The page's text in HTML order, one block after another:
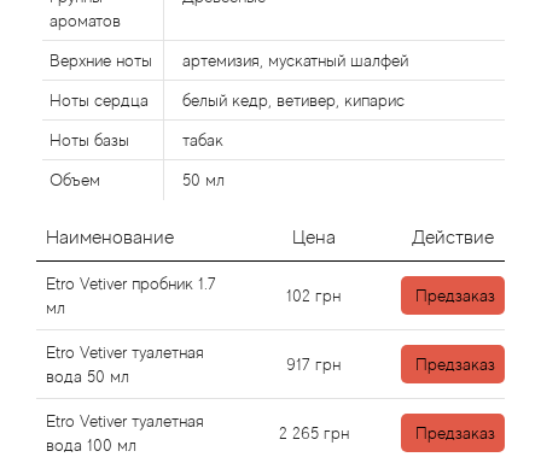
ароматов
Верхние ноты артемизия, мускатный шалфей
Ноты сердца белый кедр, ветивер, кипарис
Ноты базы табак
Объем 50 мл
Наименование Цена Действие
Etro Vetiver пробник 1.7
мл
102 грн Предзаказ
Etro Vetiver туалетная
вода 50 мл
917 грн Предзаказ
Etro Vetiver туалетная
вода 100 мл
2 265 грн Предзаказ
Alexandre Barthet
Alexandre J
Alfred Dunhill
Alyson Oldoini
Alyssa Ashley
American Crew
Amouage